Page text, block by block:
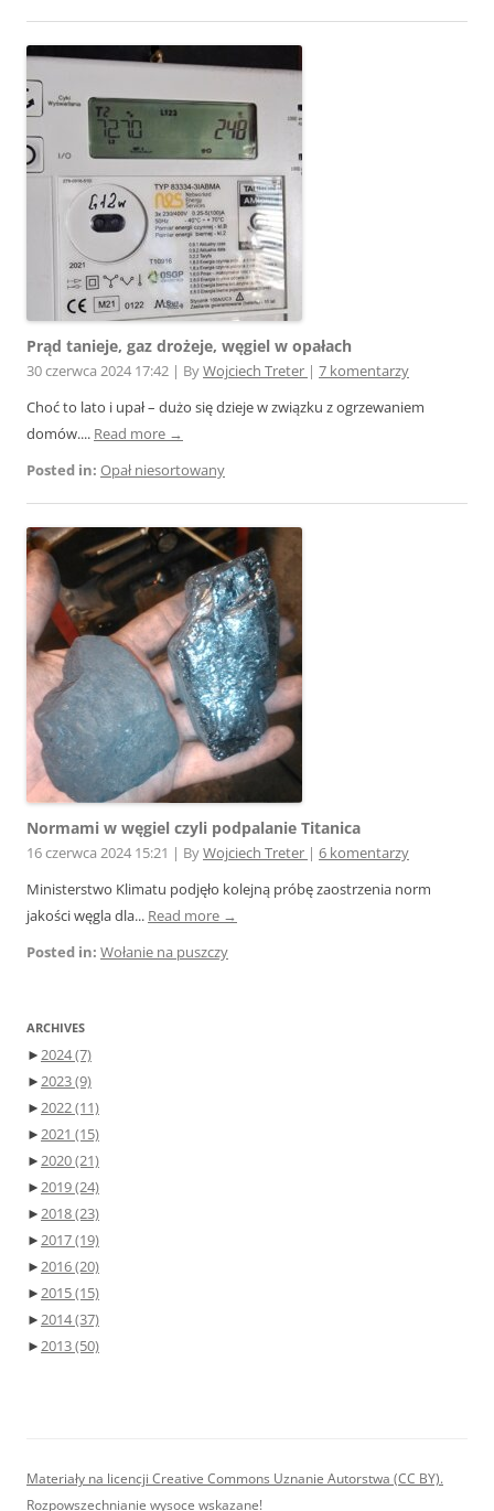
Prąd tanieje, gaz drożeje, węgiel w opałach
30 czerwca 2024 17:42 | ByWojciech Treter | 7 komentarzy
Choć to lato i upał – dużo się dzieje w związku z ogrzewaniem
domów.... Read more →
Posted in: Opał niesortowany
Normami w węgiel czyli podpalanie Titanica
16 czerwca 2024 15:21 | ByWojciech Treter | 6 komentarzy
Ministerstwo Klimatu podjęło kolejną próbę zaostrzenia norm
jakości węgla dla... Read more →
Posted in: Wołanie na puszczy
ARCHIVES
►2024(7)
►2023(9)
►2022(11)
►2021 (15)
►2020(21)
►2019(24)
►2018(23)
►2017(19)
►2016(20)
►2015(15)
►2014(37)
►2013(50)
Materiały na licencji Creative Commons Uznanie Autorstwa (CC BY).
Rozpowszechnianie wysoce wskazane!